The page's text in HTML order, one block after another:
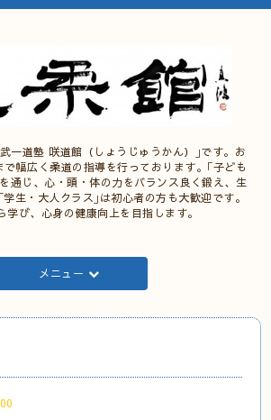
一道塾 咲道館（しょうじゅうかん）｣です。お
幅広く柔道の指導を行っております。｢子ども
通じ、心・頭・体の力をバランス良く鍛え、生
生・大人クラス｣は初心者の方も大歓迎です。
学び、心身の健康向上を目指します。
メニュー